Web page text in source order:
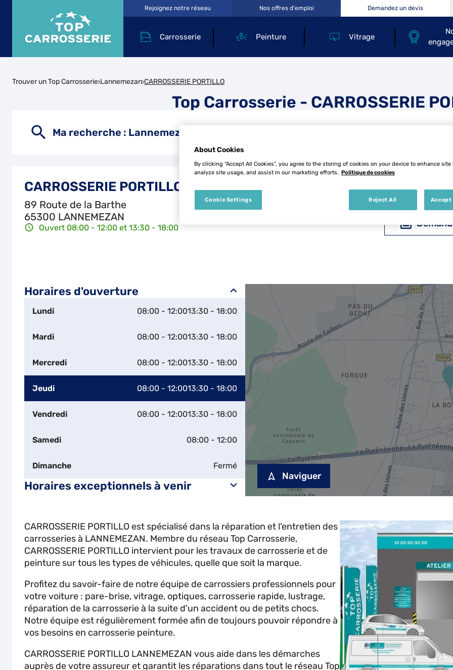
Carrosserie Peinture Vitrage
Rejoignez notre réseau Nos offres d'emploi Demandez un devis
Trouver un Top Carrosserie Lannemezan CARROSSERIE PORTILLO
Top Carrosserie - CARROSSERIE
Ma recherche : Lannemezan
CARROSSERIE PORTILLO
89 Route de la Barthe
65300 LANNEMEZAN
Ouvert 08:00 - 12:00 et 13:30 - 18:00
Horaires d'ouverture
Lundi 08:00 - 12:0013:30 - 18:00
Mardi 08:00 - 12:0013:30 - 18:00
Mercredi 08:00 - 12:0013:30 - 18:00
Jeudi 08:00 - 12:0013:30 - 18:00
Vendredi 08:00 - 12:0013:30 - 18:00
Samedi 08:00 - 12:00
Dimanche Fermé
Horaires exceptionnels à venir
Naviguer
CARROSSERIE PORTILLO est spécialisé dans la réparation et l'entretien des
carrosseries à LANNEMEZAN. Membre du réseau Top Carrosserie,
CARROSSERIE PORTILLO intervient pour les travaux de carrosserie et de
peinture sur tous les types de véhicules, quelle que soit la marque.
Profitez du savoir-faire de notre équipe de carrossiers professionnels pour
votre voiture : pare-brise, vitrage, optiques, carrosserie rapide, lustrage,
réparation de la carrosserie à la suite d'un accident ou de petits chocs.
Notre équipe est régulièrement formée afin de toujours pouvoir répondre à
vos besoins en carrosserie peinture.
CARROSSERIE PORTILLO LANNEMEZAN vous aide dans les démarches
auprès de votre assureur et garantit les réparations dans tout le réseau Top
About Cookies
By clicking “Accept All Cookies”, you agree to the storing of cookies on your device to enhance
analyze site usage, and assist in our marketing efforts. Politique de cookies
Reject All Accept
Cookie Settings